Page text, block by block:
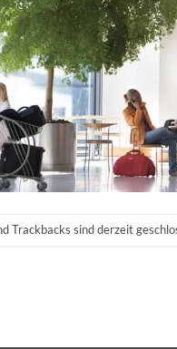
Trackbacks sind derzeit